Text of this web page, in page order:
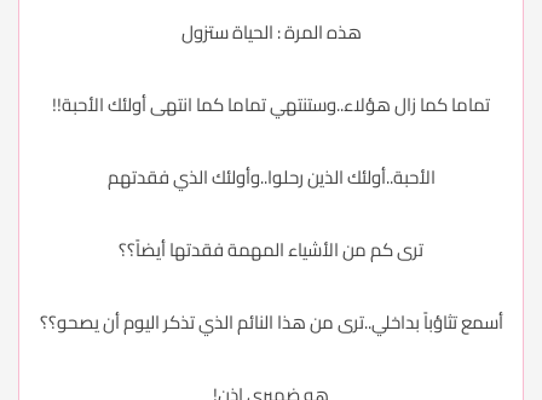
هذه المرة : الحياة ستزول
تماما كما زال هؤلاء..وستنتهي تماما كما انتهى أولئك الأحبة!!
الأحبة..أولئك الذين رحلوا..وأولئك الذي فقدتهم
ترى كم من الأشياء المهمة فقدتها أيضاً؟؟
أسمع تثاؤباً بداخلي..ترى من هذا النائم الذي تذكر اليوم أن يصحو؟؟